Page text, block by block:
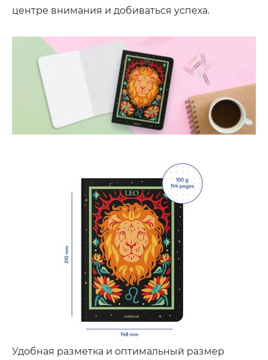
центре внимания и добиваться успеха.
Удобная разметка и оптимальный размер